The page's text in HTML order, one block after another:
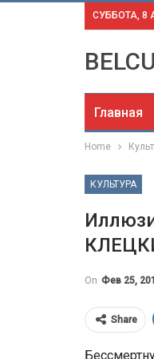
СУББОТА, 8
Главная
Home
КУЛЬТУРА
On Фев 25,
Share